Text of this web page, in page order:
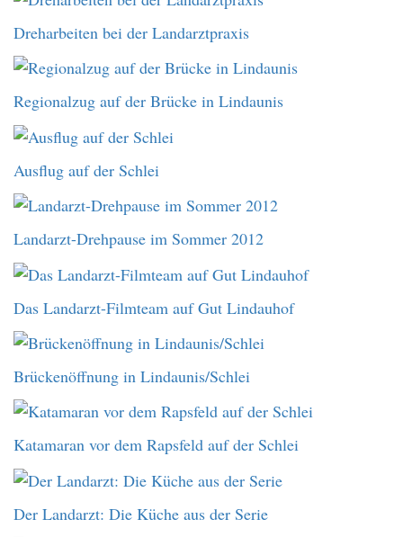
Dreharbeiten bei der Landarztpraxis
Regionalzug auf der Brücke in Lindaunis
Ausflug auf der Schlei
Landarzt-Drehpause im Sommer 2012
Das Landarzt-Filmteam auf Gut Lindauhof
Brückenöffnung in Lindaunis/Schlei
Katamaran vor dem Rapsfeld auf der Schlei
Der Landarzt: Die Küche aus der Serie